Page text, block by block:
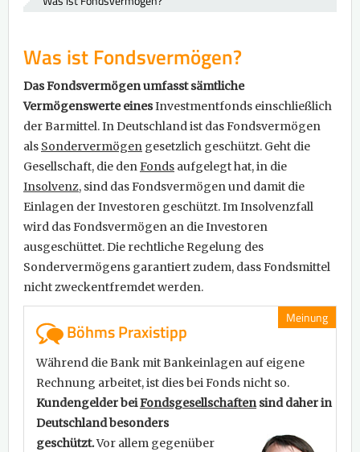
Was ist Fondsvermögen?
Das Fondsvermögen umfasst sämtliche
Vermögenswerte einesInvestmentfonds einschließlich
der Barmittel. In Deutschland ist das Fondsvermögen
als Sondervermögen gesetzlich geschützt. Geht die
Gesellschaft, die denFonds aufgelegt hat, in die
Insolvenz, sind das Fondsvermögen und damit die
Einlagen der Investoren geschützt. Im Insolvenzfall
wird das Fondsvermögen an die Investoren
ausgeschüttet. Die rechtliche Regelung des
Sondervermögens garantiert zudem, dass Fondsmittel
nicht zweckentfremdet werden.
Meinung
Böhms Praxistipp
Während die Bank mit Bankeinlagen auf eigene
Rechnung arbeitet, ist dies bei Fonds nicht so.
Kundengelder beiFondsgesellschaften sind daher in
Deutschland besonders
geschützt.Vor allem gegenüber